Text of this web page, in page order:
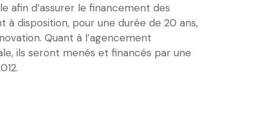
afin d’assurer le financement des
disposition, pour une durée de 20 ans,
Quant à l’agencement
ils seront menés et financés par une